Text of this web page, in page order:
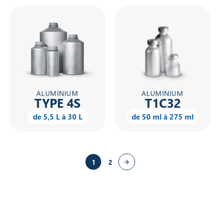
ALUMINIUM
TYPE 4S
de 5,5 L à 30 L
ALUMINIUM
T1C32
de 50 ml à 275 ml
1 2